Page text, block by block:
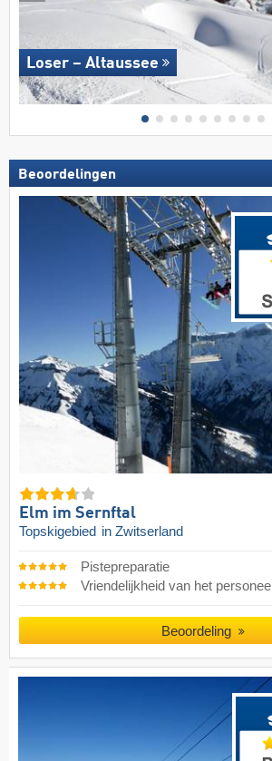
Loser – Altaussee
Beoordelingen
Elm im Sernftal
Topskigebied in Zwitserland
Pistepreparatie
Vriendelijkheid van het personeel
Beoordeling